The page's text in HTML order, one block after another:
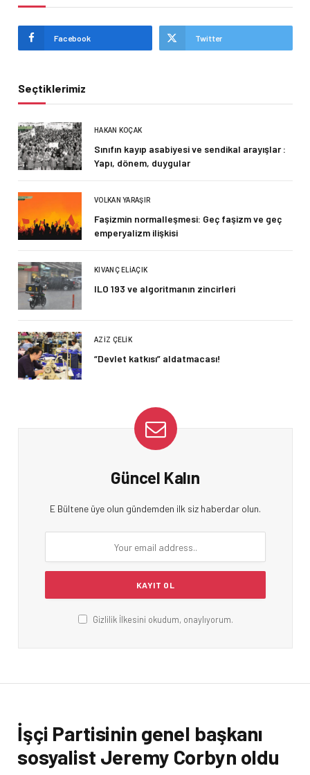
Facebook Twitter
Seçtiklerimiz
HAKAN KOÇAK
Sınıfın kayıp asabiyesi ve sendikal arayışlar :
Yapı, dönem, duygular
VOLKAN YARAŞIR
Faşizmin normalleşmesi: Geç faşizm ve geç
emperyalizm ilişkisi
KIVANÇ ELIAÇIK
ILO 193 ve algoritmanın zincirleri
AZIZ ÇELIK
“Devlet katkısı” aldatmacası!
Güncel Kalın
E Bültene üye olun gündemden ilk siz haberdar olun.
Gizlilik İlkesini okudum, onaylıyorum.
İşçi Partisinin genel başkanı
sosyalist Jeremy Corbyn oldu